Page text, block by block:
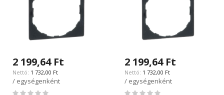
2 199,64 Ft
1 732,00 Ft
/ egységenként
Rating:
2 199,64 Ft
1 732,00 Ft
/ egységenként
Rating: